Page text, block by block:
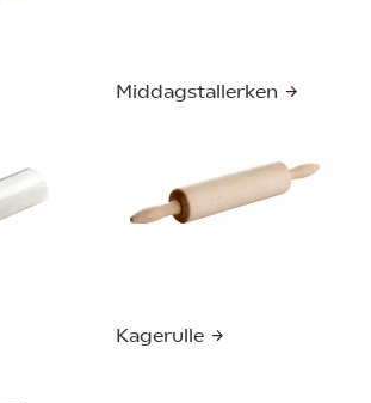
Middagstallerken
Kagerulle